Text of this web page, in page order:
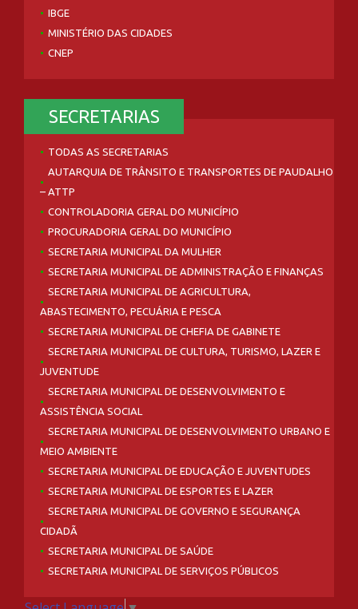
IBGE
MINISTÉRIO DAS CIDADES
CNEP
SECRETARIAS
TODAS AS SECRETARIAS
AUTARQUIA DE TRÂNSITO E TRANSPORTES DE PAUDALHO
– ATTP
CONTROLADORIA GERAL DO MUNICÍPIO
PROCURADORIA GERAL DO MUNICÍPIO
SECRETARIA MUNICIPAL DA MULHER
SECRETARIA MUNICIPAL DE ADMINISTRAÇÃO E FINANÇAS
SECRETARIA MUNICIPAL DE AGRICULTURA,
ABASTECIMENTO, PECUÁRIA E PESCA
SECRETARIA MUNICIPAL DE CHEFIA DE GABINETE
SECRETARIA MUNICIPAL DE CULTURA, TURISMO, LAZER E
JUVENTUDE
SECRETARIA MUNICIPAL DE DESENVOLVIMENTO E
ASSISTÊNCIA SOCIAL
SECRETARIA MUNICIPAL DE DESENVOLVIMENTO URBANO E
MEIO AMBIENTE
SECRETARIA MUNICIPAL DE EDUCAÇÃO E JUVENTUDES
SECRETARIA MUNICIPAL DE ESPORTES E LAZER
SECRETARIA MUNICIPAL DE GOVERNO E SEGURANÇA
CIDADÃ
SECRETARIA MUNICIPAL DE SAÚDE
SECRETARIA MUNICIPAL DE SERVIÇOS PÚBLICOS